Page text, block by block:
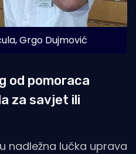
Grgo Dujmović
od pomoraca
za savjet ili
nadležna lučka uprava